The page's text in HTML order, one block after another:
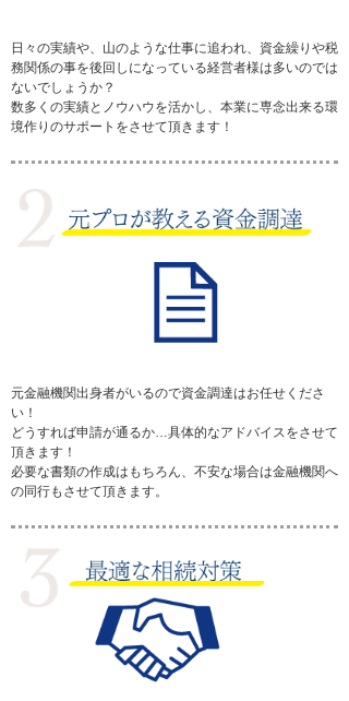
お問合せ
サイトマップ
日々の実績や、山のような仕事に追われ、資金繰りや税
務関係の事を後回しになっている経営者様は多いのでは
ないでしょうか？
数多くの実績とノウハウを活かし、本業に専念出来る環
境作りのサポートをさせて頂きます！
元金融機関出身者がいるので資金調達はお任せくださ
い！
どうすれば申請が通るか…具体的なアドバイスをさせて
頂きます！
必要な書類の作成はもちろん、不安な場合は金融機関へ
の同行もさせて頂きます。